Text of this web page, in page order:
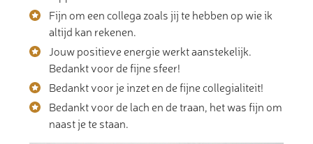
Fijn om een collega zoals jij te hebben op wie ik
altijd kan rekenen.
Jouw positieve energie werkt aanstekelijk.
Bedankt voor de fijne sfeer!
Bedankt voor je inzet en de fijne collegialiteit!
Bedankt voor de lach en de traan, het was fijn om
naast je te staan.